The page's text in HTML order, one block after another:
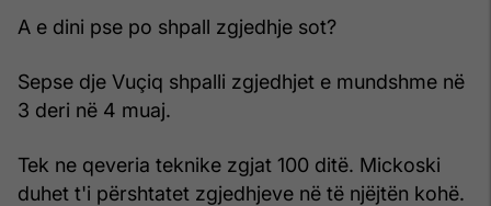
A e dini pse po shpall zgjedhje sot?
Sepse dje Vuçiq shpalli zgjedhjet e mundshme në
3 deri në 4 muaj.
Tek ne qeveria teknike zgjat 100 ditë. Mickoski
duhet t'i përshtatet zgjedhjeve në të njëjtën kohë.